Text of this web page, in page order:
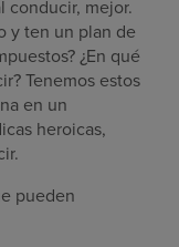
conducir, mejor.
y ten un plan de
¿En qué
Tenemos estos
en un
heroicas,
pueden